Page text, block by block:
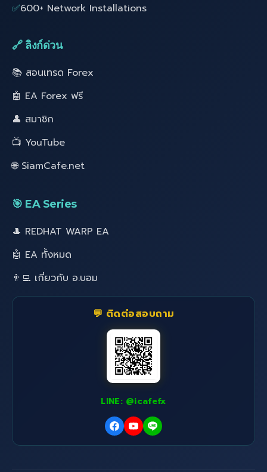
✅600+ Network Installations
🔗 ลิงก์ด่วน
📚 สอนเทรด Forex
🤖 EA Forex ฟรี
👤 สมาชิก
📺 YouTube
🌐 SiamCafe.net
🎯 EA Series
🎩 REDHAT WARP EA
🤖 EA ทั้งหมด
👨‍💻 เกี่ยวกับ อ.บอม
💬 ติดต่อสอบถาม
LINE: @icafefx